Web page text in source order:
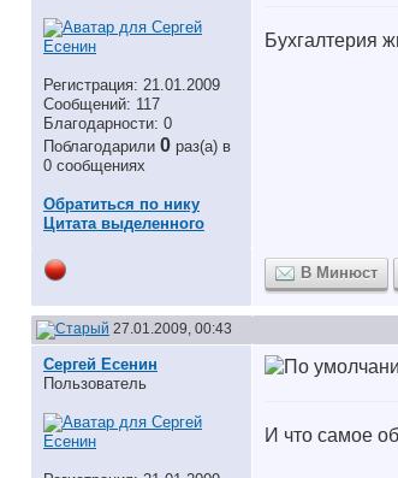
Регистрация: 21.01.2009
Сообщений: 117
Благодарности: 0
Поблагодарили 0 раз(а) в
0 сообщениях
Обратиться по нику
Цитата выделенного
Бухгалтерия
В Минюст
27.01.2009, 00:43
Сергей Есенин
Пользователь
И что самое